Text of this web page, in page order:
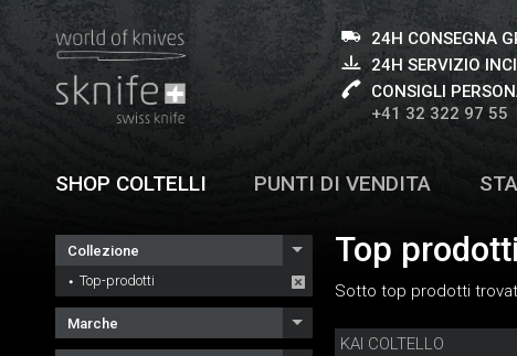
24H CONSEGNA
24H SERVIZIO
CONSIGLI
+41 32 322 97 55
SHOP COLTELLI PUNTI DI VENDITA
Collezione
Top-prodotti
Marche
Top prodotti
Sotto top prodotti
KAI COLTELLO